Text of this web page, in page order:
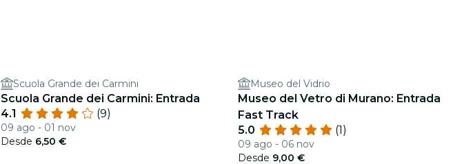
Scuola Grande dei Carmini
Scuola Grande dei Carmini: Entrada
4.1
(9)
09 ago - 01 nov
Desde 6,50 €
Museo del Vidrio
Museo del Vetro di Murano: Entrada
Fast Track
5.0
(1)
09 ago - 06 nov
Desde 9,00 €